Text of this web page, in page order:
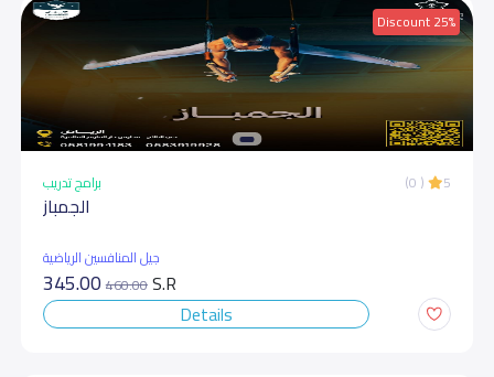
Discount 25%
برامج تدريب (0 ) 5
الجمباز
جيل المنافسين الرياضية
345.00 460.00S.R
Details